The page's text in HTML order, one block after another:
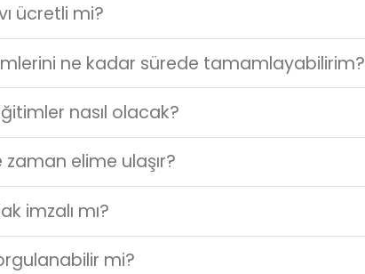
ücretli mi?
ne kadar sürede tamamlayabilirim?
nasıl olacak?
elime ulaşır?
imzalı mı?
mi?